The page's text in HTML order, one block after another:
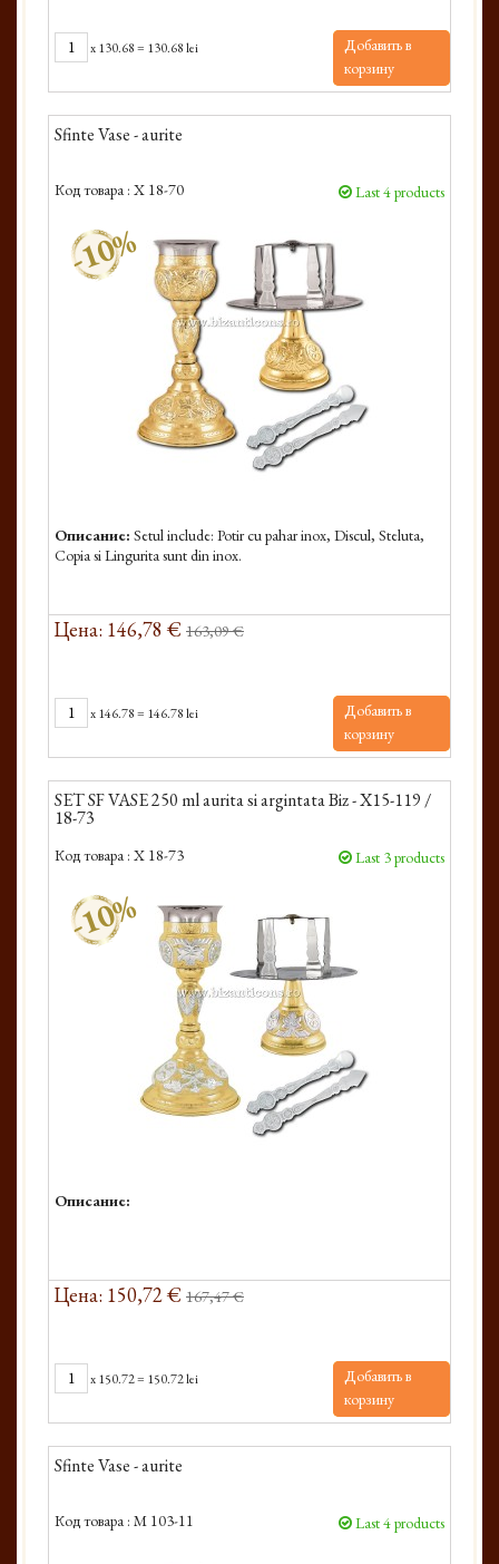
x130.68= 130.68 lei
Добавить в
корзину
Sfinte Vase - aurite
Код товара : X 18-70 Last 4 products
-10%
Описание: Setul include: Potir cu pahar inox, Discul, Steluta,
Copia si Lingurita sunt din inox.
Цена: 146,78 € 163,09 €
x146.78= 146.78 lei
Добавить в
корзину
SET SF VASE 250 ml aurita si argintata Biz - X15-119 /
18-73
Код товара : X 18-73 Last 3 products
-10%
Описание:
Цена: 150,72 € 167,47 €
x150.72= 150.72 lei
Добавить в
корзину
Sfinte Vase - aurite
Код товара : M 103-11 Last 4 products